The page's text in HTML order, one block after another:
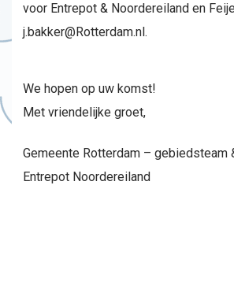
voor Entrepot & Noordereiland en
j.bakker@Rotterdam.nl.
We hopen op uw komst!
Met vriendelijke groet,
Gemeente Rotterdam – gebiedsteam
Entrepot Noordereiland